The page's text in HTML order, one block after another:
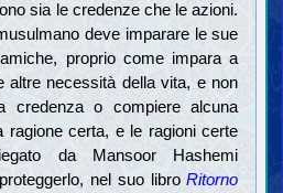
sia le credenze che le azioni.
deve imparare le sue
proprio come impara a
altre necessità della vita, e non
credenza o compiere alcuna
ragione certa, e le ragioni certe
da Mansoor Hashemi
nel suo libroRitorno